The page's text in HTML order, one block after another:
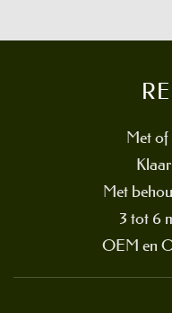
Met of
Met
3 tot 6
OEM en